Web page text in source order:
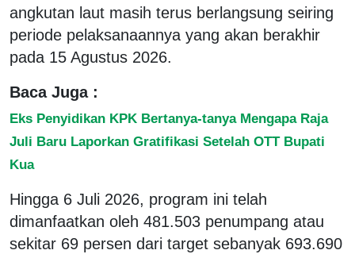
angkutan laut masih terus berlangsung seiring
periode pelaksanaannya yang akan berakhir
pada 15 Agustus 2026.
Baca Juga :
Eks Penyidikan KPK Bertanya-tanya Mengapa Raja
Juli Baru Laporkan Gratifikasi Setelah OTT Bupati
Kua
Hingga 6 Juli 2026, program ini telah
dimanfaatkan oleh 481.503 penumpang atau
sekitar 69 persen dari target sebanyak 693.690